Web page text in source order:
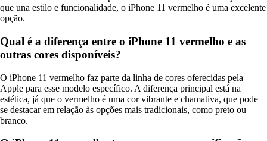
que una estilo e funcionalidade, o iPhone 11 vermelho é uma excelente
opção.
Qual é a diferença entre o iPhone 11 vermelho e as
outras cores disponíveis?
O iPhone 11 vermelho faz parte da linha de cores oferecidas pela
Apple para esse modelo específico. A diferença principal está na
estética, já que o vermelho é uma cor vibrante e chamativa, que pode
se destacar em relação às opções mais tradicionais, como preto ou
branco.